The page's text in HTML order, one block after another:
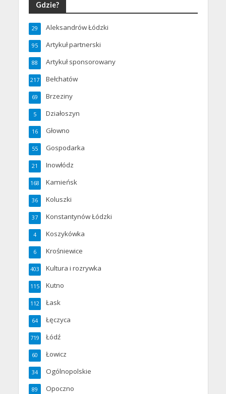
Gdzie?
Aleksandrów Łódzki
29
Artykuł partnerski
95
Artykuł sponsorowany
88
Bełchatów
217
Brzeziny
69
Działoszyn
5
Głowno
16
Gospodarka
55
Inowłódz
21
Kamieńsk
168
Koluszki
36
Konstantynów Łódzki
37
Koszykówka
4
Krośniewice
6
Kultura i rozrywka
403
Kutno
115
Łask
112
Łęczyca
64
Łódź
719
Łowicz
60
Ogólnopolskie
34
Opoczno
89